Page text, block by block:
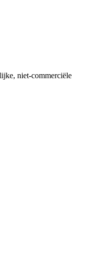
niet-commerciële